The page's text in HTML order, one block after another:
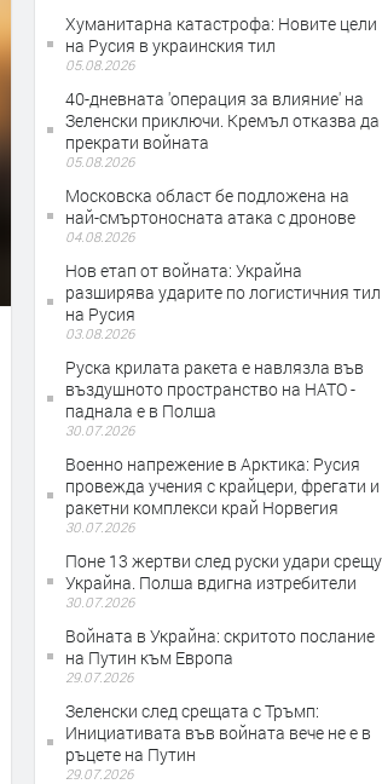
Хуманитарна катастрофа: Новите цели
на Русия в украинския тил
05.08.2026
40-дневната 'операция за влияние' на
Зеленски приключи. Кремъл отказва да
прекрати войната
05.08.2026
Московска област бе подложена на
най-смъртоносната атака с дронове
04.08.2026
Нов етап от войната: Украйна
разширява ударите по логистичния тил
на Русия
03.08.2026
Руска крилата ракета е навлязла във
въздушното пространство на НАТО -
паднала е в Полша
30.07.2026
Военно напрежение в Арктика: Русия
провежда учения с крайцери, фрегати и
ракетни комплекси край Норвегия
30.07.2026
Поне 13 жертви след руски удари срещу
Украйна. Полша вдигна изтребители
30.07.2026
Войната в Украйна: скритото послание
на Путин към Европа
29.07.2026
Зеленски след срещата с Тръмп:
Инициативата във войната вече не е в
ръцете на Путин
29.07.2026